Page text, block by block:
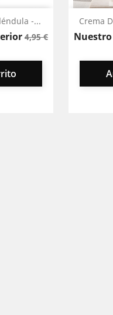
-...
Precio
4,95 €Precio
Crema